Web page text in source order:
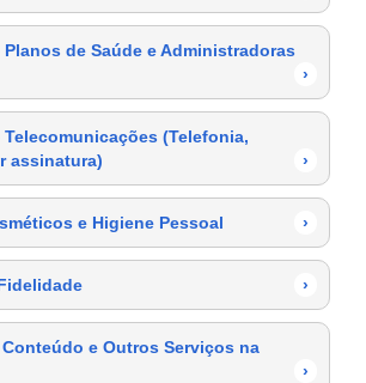
de Saúde e Administradoras
›
(Telefonia,
assinatura)
›
e Higiene Pessoal ›
›
e Outros Serviços na
›